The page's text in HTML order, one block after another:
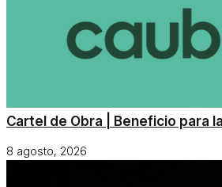
Cartel de Obra | Beneficio para
8 agosto, 2026